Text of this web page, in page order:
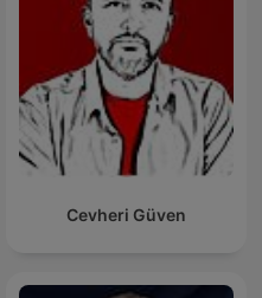
Cevheri Güven